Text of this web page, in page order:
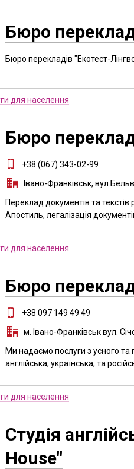
Бюро
Бюро перекладів "Екотест-
для населення
Бюро
+38 (067) 343-02-99
Івано-Франківськ,
Переклад документів та текстів
Апостиль, легалізація
для населення
Бюро
+38 097 149 49 49
м. Івано-Франківськ вул.
Ми надаємо послуги з усного
англійська, українська, та
для населення
Студія
House"